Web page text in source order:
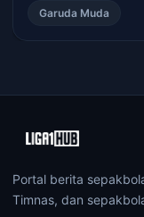
Garuda Muda
Portal berita
Timnas, dan